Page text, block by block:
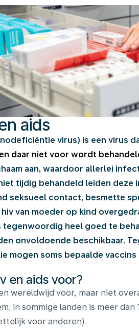
aids
virus) is een virus
daar niet voor wordt
aan, waardoor allerlei
tijdig behandeld leiden
seksueel contact, besmette
hiv van moeder op kind
heel goed te
onvoldoende beschikbaar.
mogen soms bepaalde
en aids voor?
wereldwijd voor, maar niet
in sommige landen is meer
voor anderen).